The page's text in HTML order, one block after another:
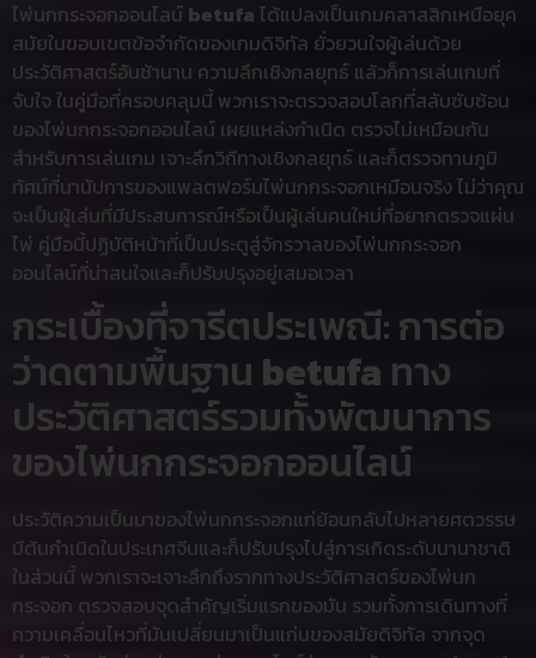
ไพ่นกกระจอกออนไลน์ betufa ได้แปลงเป็นเกมคลาสสิกเหนือยุค
สมัยในขอบเขตข้อจำกัดของเกมดิจิทัล ยั่วยวนใจผู้เล่นด้วย
ประวัติศาสตร์อันช้านาน ความลึกเชิงกลยุทธ์ แล้วก็การเล่นเกมที่
จับใจ ในคู่มือที่ครอบคลุมนี้ พวกเราจะตรวจสอบโลกที่สลับซับซ้อน
ของไพ่นกกระจอกออนไลน์ เผยแหล่งกำเนิด ตรวจไม่เหมือนกัน
สำหรับการเล่นเกม เจาะลึกวิถีทางเชิงกลยุทธ์ และก็ตรวจทานภูมิ
ทัศน์ที่นานัปการของแพลตฟอร์มไพ่นกกระจอกเหมือนจริง ไม่ว่าคุณ
จะเป็นผู้เล่นที่มีประสบการณ์หรือเป็นผู้เล่นคนใหม่ที่อยากตรวจแผ่น
ไพ่ คู่มือนี้ปฏิบัติหน้าที่เป็นประตูสู่จักรวาลของไพ่นกกระจอก
ออนไลน์ที่น่าสนใจและก็ปรับปรุงอยู่เสมอเวลา
กระเบื้องที่จารีตประเพณี: การต่อ
ว่าดตามพื้นฐาน betufa ทาง
ประวัติศาสตร์รวมทั้งพัฒนาการ
ของไพ่นกกระจอกออนไลน์
ประวัติความเป็นมาของไพ่นกกระจอกแก่ย้อนกลับไปหลายศตวรรษ
มีต้นกำเนิดในประเทศจีนและก็ปรับปรุงไปสู่การเกิดระดับนานาชาติ
ในส่วนนี้ พวกเราจะเจาะลึกถึงรากทางประวัติศาสตร์ของไพ่นก
กระจอก ตรวจสอบจุดสำคัญเริ่มแรกของมัน รวมทั้งการเดินทางที่
ความเคลื่อนไหวที่มันเปลี่ยนมาเป็นแก่นของสมัยดิจิทัล จากจุด